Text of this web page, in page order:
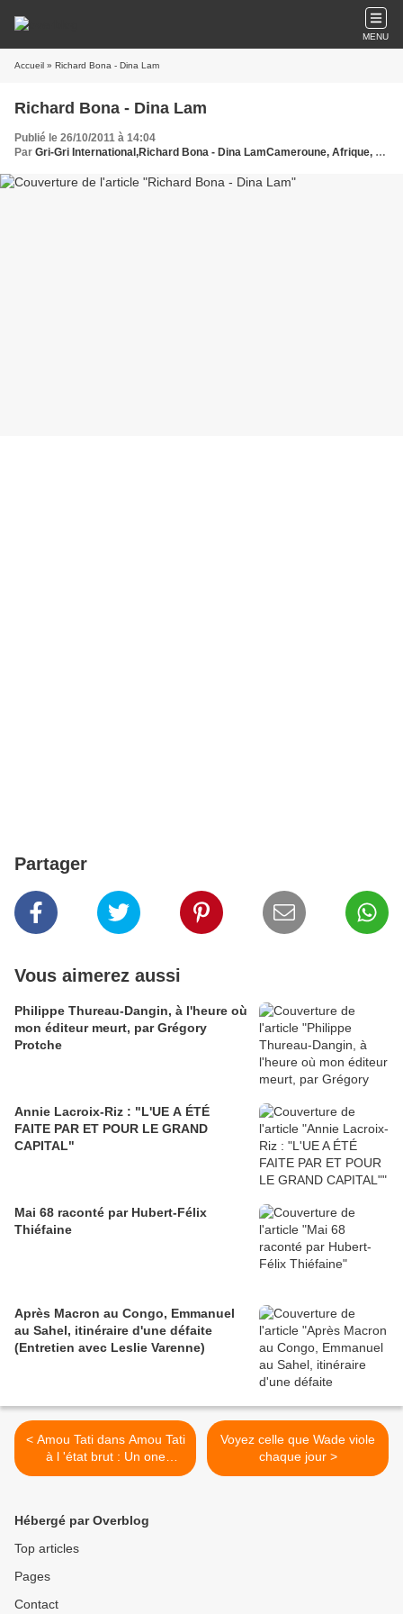
MENU
Accueil » Richard Bona - Dina Lam
Richard Bona - Dina Lam
Publié le 26/10/2011 à 14:04
Par Gri-Gri International,Richard Bona - Dina LamCameroune, Afrique, Ma solange Oussou
Partager
Vous aimerez aussi
Philippe Thureau-Dangin, à l'heure où
mon éditeur meurt, par Grégory
Protche
Annie Lacroix-Riz : "L'UE A ÉTÉ
FAITE PAR ET POUR LE GRAND
CAPITAL"
Mai 68 raconté par Hubert-Félix
Thiéfaine
Après Macron au Congo, Emmanuel
au Sahel, itinéraire d'une défaite
(Entretien avec Leslie Varenne)
< Amou Tati dans Amou Tati
à l 'état brut : Un one
woman show décalé et
Voyez celle que Wade viole
chaque jour >
Hébergé par Overblog
Top articles
Pages
Contact